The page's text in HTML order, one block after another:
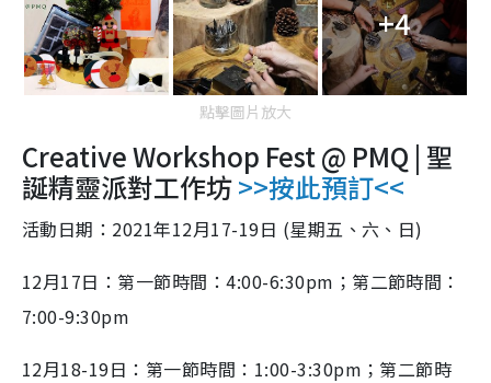
+4
點擊圖片放大
Creative Workshop Fest @ PMQ | 聖
誕精靈派對工作坊>>按此預訂<<
活動日期：2021年12月17-19日 (星期五、六、日)
12月17日：第一節時間：4:00-6:30pm ；第二節時間：
7:00-9:30pm
12月18-19日：第一節時間： 1:00-3:30pm ；第二節時